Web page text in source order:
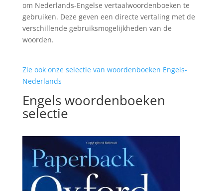
om Nederlands-Engelse vertaalwoordenboeken te
gebruiken. Deze geven een directe vertaling met de
verschillende gebruiksmogelijkheden van de
woorden.
Zie ook onze selectie van woordenboeken Engels-
Nederlands
Engels woordenboeken
selectie